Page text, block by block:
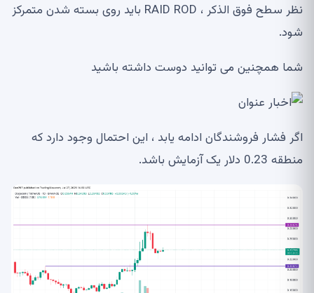
نظر سطح فوق الذکر ، RAID ROD باید روی بسته شدن متمرکز
شود.
شما همچنین می توانید دوست داشته باشید
اگر فشار فروشندگان ادامه یابد ، این احتمال وجود دارد که
منطقه 0.23 دلار یک آزمایش باشد.